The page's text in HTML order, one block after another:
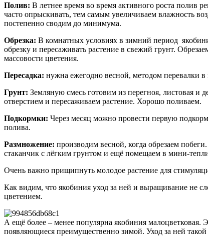
Полив: В летнее время во время активного роста полив
часто опрыскивать, тем самым увеличиваем влажность
постепенно сводим до минимума.
Обрезка: В комнатных условиях в зимний период
обрезку и пересаживать растение в свежий грунт.
массовости цветения.
Пересадка: нужна ежегодно весной, методом перевалки
Грунт: Земляную смесь готовим из перегноя, листовая
отверстием и пересаживаем растение. Хорошо поливаем.
Подкормки: Через месяц можно провести первую
полива.
Размножение: производим весной, когда обрезаем
стаканчик с лёгким грунтом и ещё помещаем в мини-
Очень важно прищипнуть молодое растение для
Как видим, что якобиния уход за ней и выращивание не
цветением.
А ещё более – менее популярна якобиния
появляющиеся преимущественно зимой. Уход за ней